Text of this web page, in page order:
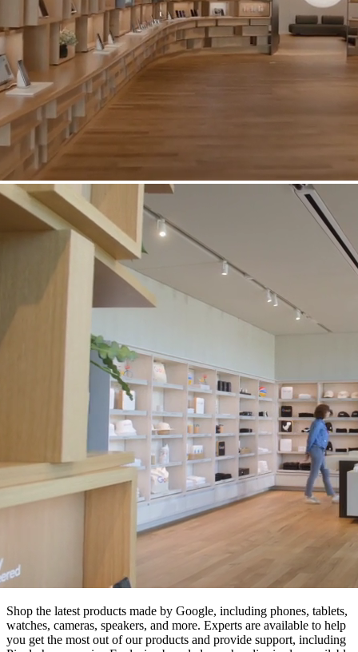
Shop the latest products made by Google, including phones, tablets,
watches, cameras, speakers, and more. Experts are available to help
you get the most out of our products and provide support, including